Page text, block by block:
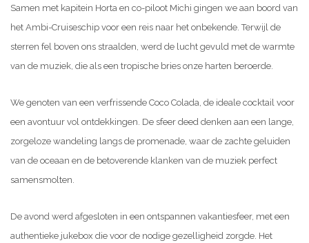
Samen met kapitein Horta en co-piloot Michi gingen we aan boord van
het Ambi-Cruiseschip voor een reis naar het onbekende. Terwijl de
sterren fel boven ons straalden, werd de lucht gevuld met de warmte
van de muziek, die als een tropische bries onze harten beroerde.
We genoten van een verfrissende Coco Colada, de ideale cocktail voor
een avontuur vol ontdekkingen. De sfeer deed denken aan een lange,
zorgeloze wandeling langs de promenade, waar de zachte geluiden
van de oceaan en de betoverende klanken van de muziek perfect
samensmolten.
De avond werd afgesloten in een ontspannen vakantiesfeer, met een
authentieke jukebox die voor de nodige gezelligheid zorgde. Het